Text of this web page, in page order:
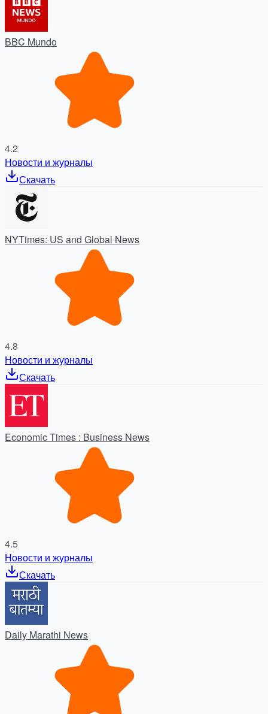
BBC Mundo
4.2
Новости и журналы
Скачать
NYTimes: US and Global News
4.8
Новости и журналы
Скачать
Economic Times : Business News
4.5
Новости и журналы
Скачать
Daily Marathi News